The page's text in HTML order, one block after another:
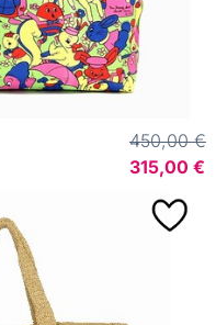
450,00 €
315,00 €